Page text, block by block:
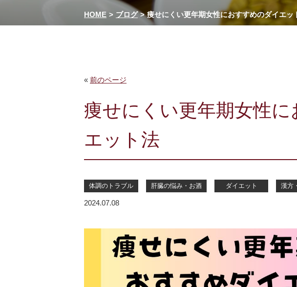
HOME ブログ 痩せにくい更年期女性におすすめのダイエッ
« 前のページ
痩せにくい更年期女性に
エット法
体調のトラブル 肝臓の悩み・お酒 ダイエット 漢方
2024.07.08